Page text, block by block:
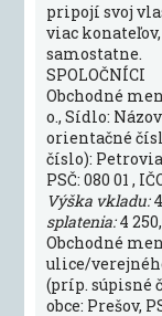
pripojí svoj
viac
samostatne.
SPOLOČNÍCI
Obchodné
o., Sídlo:
orientačné
číslo):
PSČ: 080 01 ,
Výška vkladu:
splatenia:4
Obchodné
ulice/
(príp. súpisné
obce: Prešov,